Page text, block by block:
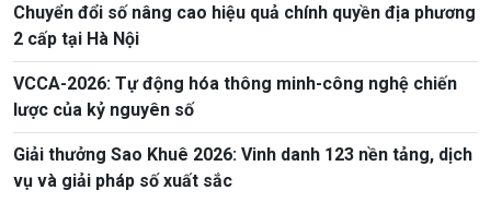
Chuyển đổi số nâng cao hiệu quả chính quyền địa phương
2 cấp tại Hà Nội
VCCA-2026: Tự động hóa thông minh-công nghệ chiến
lược của kỷ nguyên số
Giải thưởng Sao Khuê 2026: Vinh danh 123 nền tảng, dịch
vụ và giải pháp số xuất sắc